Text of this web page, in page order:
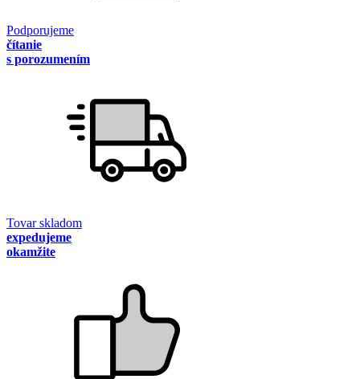
Podporujeme
čítanie
s porozumením
Tovar skladom
expedujeme
okamžite